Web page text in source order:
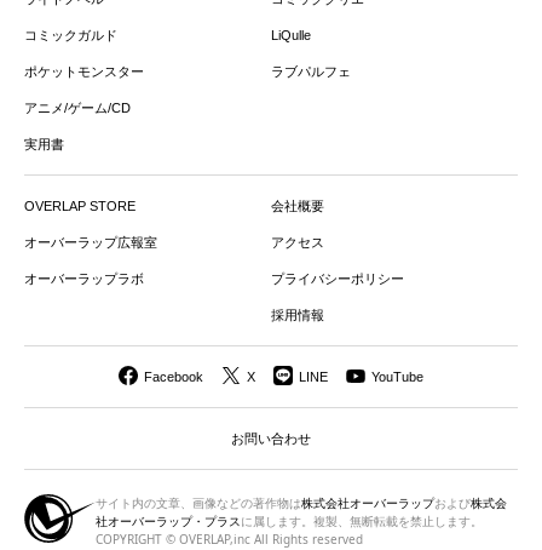
コミックガルド
ポケットモンスター
アニメ/ゲーム/CD
実用書
LiQulle
ラブパルフェ
OVERLAP STORE
オーバーラップ広報室
オーバーラップラボ
会社概要
アクセス
プライバシーポリシー
採用情報
Facebook X LINE YouTube
お問い合わせ
サイト内の文章、画像などの著作物は株式会社オーバーラップおよび株式会
社オーバーラップ・プラス に属します。複製、無断転載を禁止します。
COPYRIGHT © OVERLAP,inc All Rights reserved